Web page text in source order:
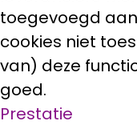
toegevoegd
cookies niet
van) deze
goed.
Prestatie